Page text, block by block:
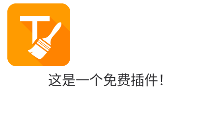
这是一个免费插件！